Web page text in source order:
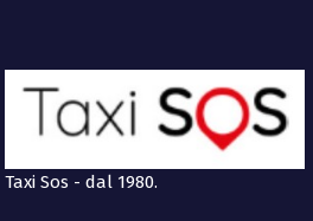
Taxi Sos - dal 1980.